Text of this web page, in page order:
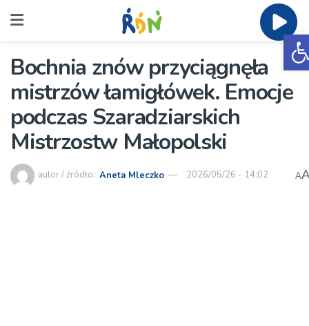
Bochnia znów przyciągnęła
mistrzów łamigłówek. Emocje
podczas Szaradziarskich
Mistrzostw Małopolski
autor / źródło: Aneta Mleczko 2026/05/26 - 14:02 A